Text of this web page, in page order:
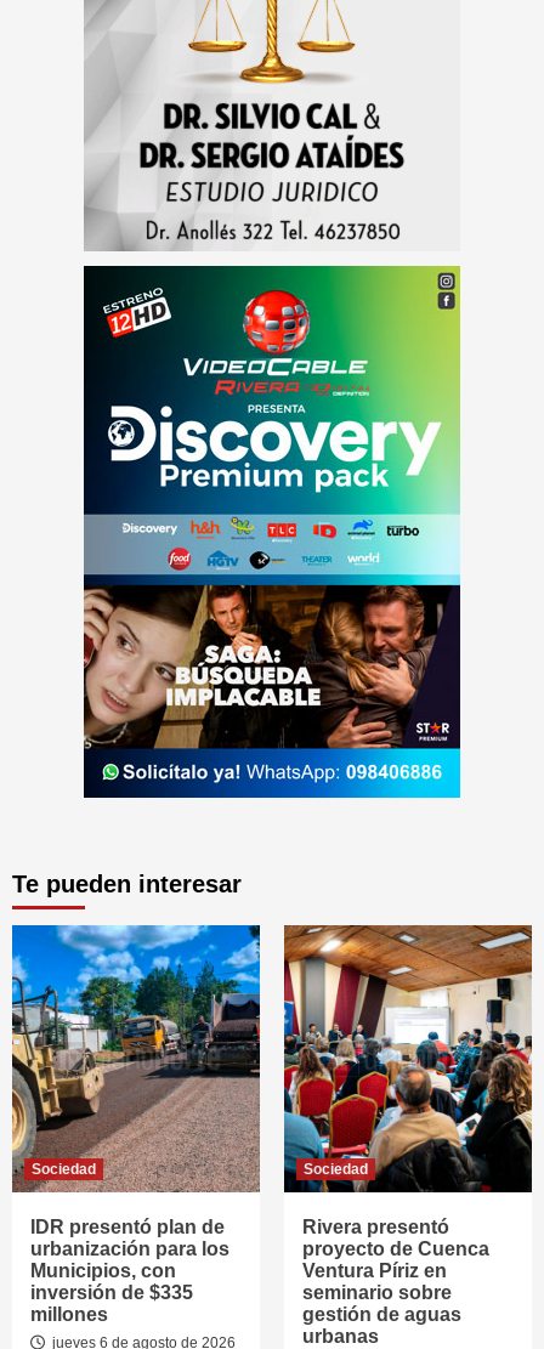
Te pueden interesar
Sociedad
IDR presentó plan de
urbanización para los
Municipios, con
inversión de $335
millones
jueves 6 de agosto de 2026
Sociedad
Rivera presentó
proyecto de Cuenca
Ventura Píriz en
seminario sobre
gestión de aguas
urbanas